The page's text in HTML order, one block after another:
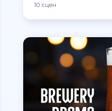
10 сцен